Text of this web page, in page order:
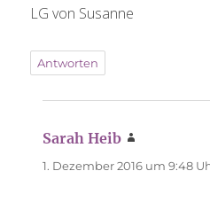
LG von Susanne
Antworten
Sarah Heib
1. Dezember 2016 um 9:48